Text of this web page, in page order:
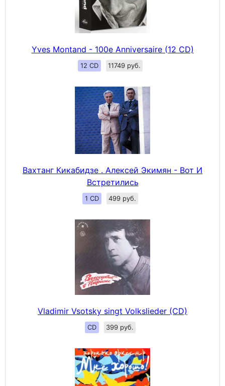
Yves Montand - 100e Anniversaire (12 CD)
12 CD 11749 руб.
Вахтанг Кикабидзе . Алексей Экимян - Вот И
Встретились
1 CD 499 руб.
Vladimir Vsotsky singt Volkslieder (CD)
CD 399 руб.